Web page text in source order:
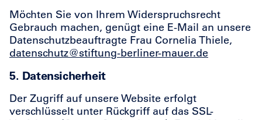
Möchten Sie von Ihrem Widerspruchsrecht
Gebrauch machen, genügt eine E-Mail an unsere
Datenschutzbeauftragte Frau Cornelia Thiele,
datenschutz@stiftung-berliner-mauer.de
5. Datensicherheit
Der Zugriff auf unsere Website erfolgt
verschlüsselt unter Rückgriff auf das SSL-